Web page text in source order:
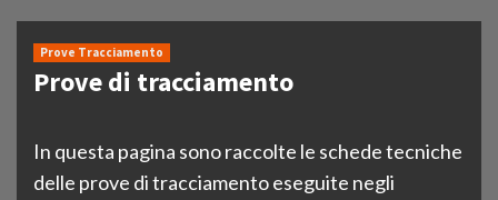
Prove Tracciamento
Prove di tracciamento
In questa pagina sono raccolte le schede tecniche
delle prove di tracciamento eseguite negli